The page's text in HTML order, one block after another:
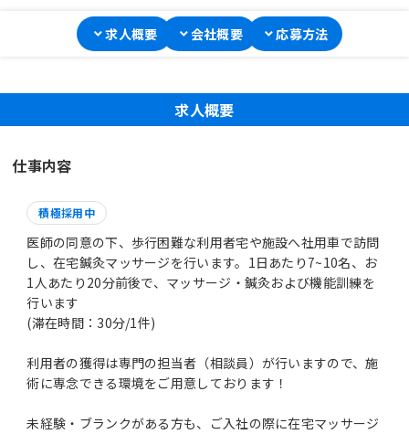
求人概要 会社概要 応募方法
求人概要
仕事内容
積極採用中
医師の同意の下、歩行困難な利用者宅や施設へ社用車で訪問
し、在宅鍼灸マッサージを行います。1日あたり7~10名、お
1人あたり20分前後で、マッサージ・鍼灸および機能訓練を
行います
(滞在時間：30分/1件)
利用者の獲得は専門の担当者（相談員）が行いますので、施
術に専念できる環境をご用意しております！
未経験・ブランクがある方も、ご入社の際に在宅マッサージ